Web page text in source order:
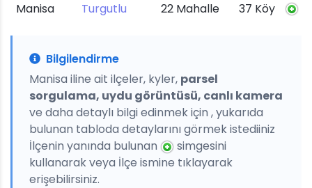
Manisa
Turgutlu 22 Mahalle 37 Köy
Bilgilendirme
Manisa iline ait ilçeler, kyler, parsel
sorgulama, uydu görüntüsü, canlı kamera
ve daha detaylı bilgi edinmek için , yukarıda
bulunan tabloda detaylarını görmek istediiniz
İlçenin yanında bulunan
simgesini
kullanarak veya İlçe ismine tıklayarak
erişebilirsiniz.